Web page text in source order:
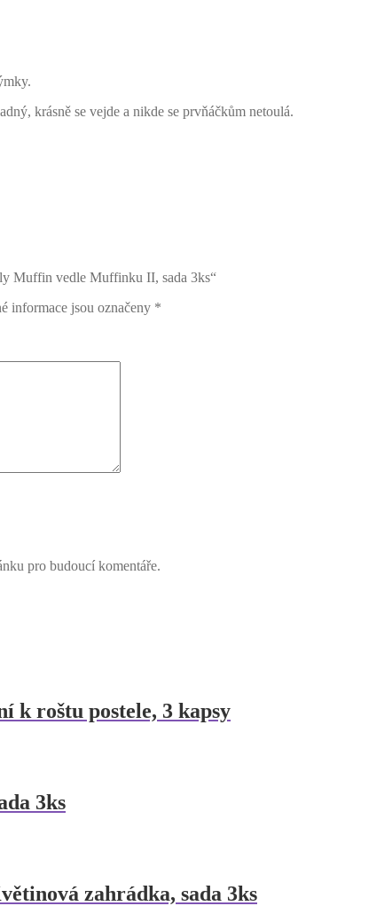
krásně se vejde a nikde se prvňáčkům netoulá.
Muffin vedle Muffinku II, sada 3ks“
informace jsou označeny *
pro budoucí komentáře.
k roštu postele, 3 kapsy
3ks
zahrádka, sada 3ks